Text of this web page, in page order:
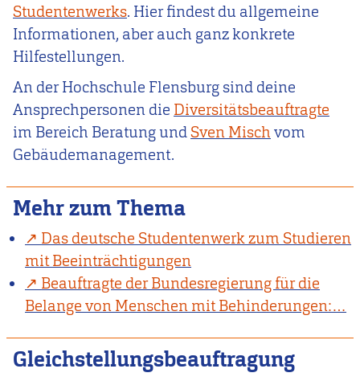
Studentenwerks. Hier findest du allgemeine
Informationen, aber auch ganz konkrete
Hilfestellungen.
An der Hochschule Flensburg sind deine
Ansprechpersonen die Diversitätsbeauftragte
im Bereich Beratung undSven Misch vom
Gebäudemanagement.
Mehr zum Thema
Das deutsche Studentenwerk zum Studieren
mit Beeinträchtigungen
Beauftragte der Bundesregierung für die
Belange von Menschen mit Behinderungen:…
Gleichstellungsbeauftragung